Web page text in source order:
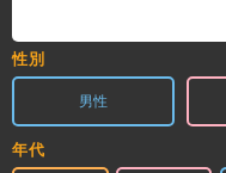
性別
男性
年代